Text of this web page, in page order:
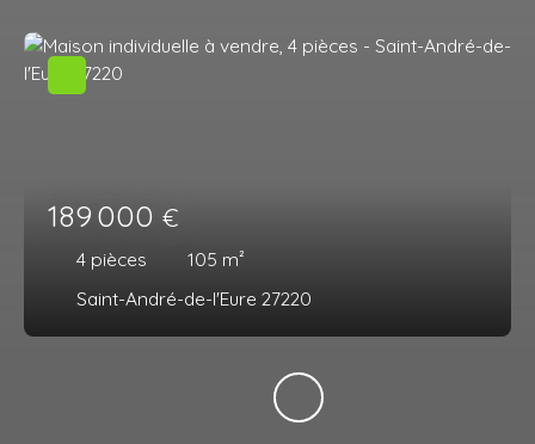
189 000 €
4 pièces 105 m²
Saint-André-de-l'Eure 27220